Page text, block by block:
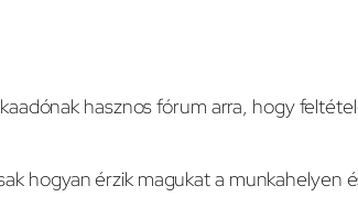
hasznos fórum arra, hogy
hogyan érzik magukat a munkahelyen